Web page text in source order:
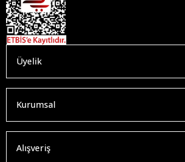
Üyelik
Kurumsal
Alışveriş